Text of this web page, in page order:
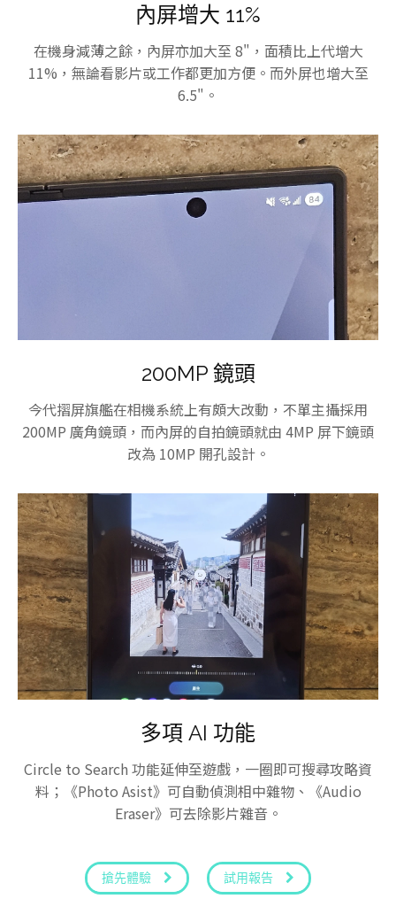
內屏增大 11%
在機身減薄之餘，內屏亦加大至 8"，面積比上代增大
11%，無論看影片或工作都更加方便。而外屏也增大至
6.5"。
200MP 鏡頭
今代摺屏旗艦在相機系統上有頗大改動，不單主攝採用
200MP 廣角鏡頭，而內屏的自拍鏡頭就由 4MP 屏下鏡頭
改為 10MP 開孔設計。
多項 AI 功能
Circle to Search 功能延伸至遊戲，一圈即可搜尋攻略資
料；《Photo Asist》可自動偵測相中雜物、《Audio
Eraser》可去除影片雜音。
搶先體驗 試用報告